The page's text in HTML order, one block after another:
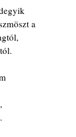
a